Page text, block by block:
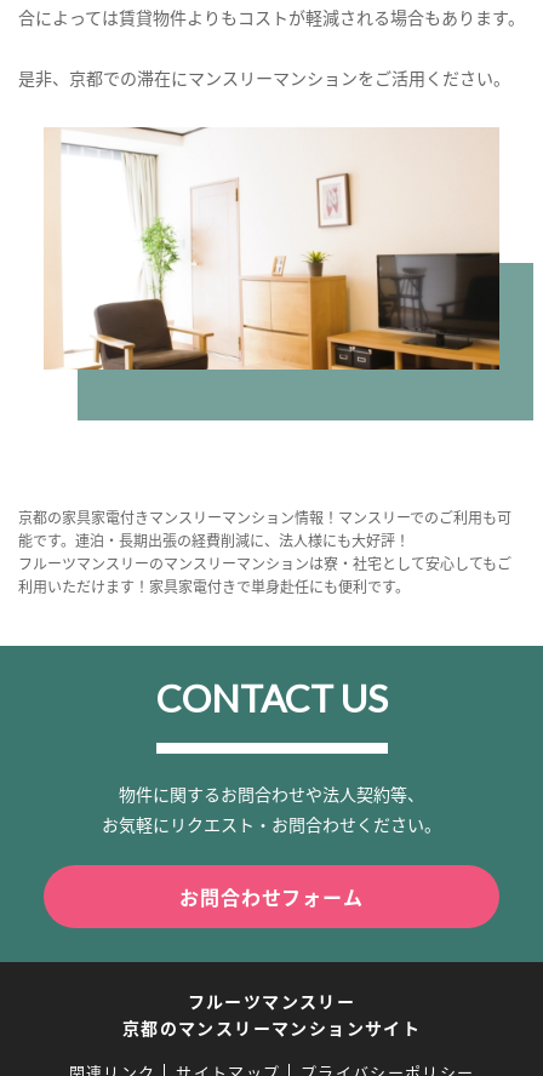
合によっては賃貸物件よりもコストが軽減される場合もあります。
是非、京都での滞在にマンスリーマンションをご活用ください。
京都の家具家電付きマンスリーマンション情報！マンスリーでのご利用も可
能です。連泊・長期出張の経費削減に、法人様にも大好評！
フルーツマンスリーのマンスリーマンションは寮・社宅として安心してもご
利用いただけます！家具家電付きで単身赴任にも便利です。
CONTACT US
物件に関するお問合わせや法人契約等、
お気軽にリクエスト・お問合わせください。
お問合わせフォーム
フルーツマンスリー
京都のマンスリーマンションサイト
関連リンク サイトマップ プライバシーポリシー